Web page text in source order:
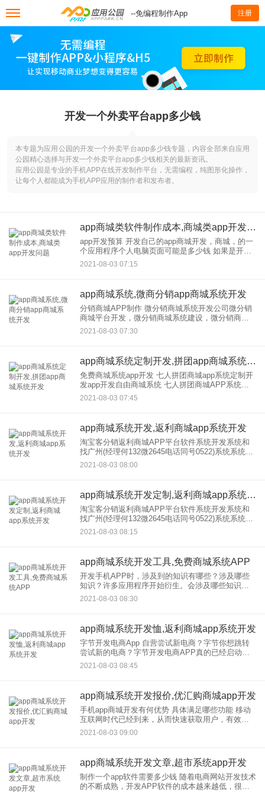
--免编程制作App 注册
开发一个外卖平台app多少钱
本专题为应用公园的开发一个外卖平台app多少钱专题，内容全部来自应用
公园精心选择与开发一个外卖平台app多少钱相关的最新资讯。
应用公园是专业的手机APP在线开发制作平台，无需编程，纯图形化操作，
让每个人都能成为手机APP应用的制作者和发布者。
app商城类软件制作成本,商城类app开发问题
app开发预算 开发自己的app商城开发，商城，的一
个应用程序个人电脑页面可能是多少钱 如果是开
发，定制，本地的，你的app pc需要30万元左右。
如果从别人那里买授权，费用的年授权
2021-08-03 07:15
app商城系统,微商分销app商城系统开发
分销商城APP制作 微分销商城系统开发公司微分销
商城平台开发，微分销商城系统建设，微分销商城
平台建设，微分销商城APP大楼，微分销商城软件
2021-08-03 07:30
app商城系统定制开发,拼团app商城系统开发
免费商城系统app开发 七人拼团商城app系统定制开
发app开发自由商城系统 七人拼团商城APP系统定
制开发 七人拼团商城APP系统定制开发1、七人拼团
模式商城系统软件开发需要多少费用？
2021-08-03 07:45
app商城系统开发,返利商城app系统开发
淘宝客分销返利商城APP平台软件系统开发系统和
找广州(经理何132微2645电话同号0522)系统系统返
利商城系统软件开发，返利商城系统定制开发，Http
这个模型分为四种类型：铜、金、银和钻石。到达
2021-08-03 08:00
app商城系统开发定制,返利商城app系统开发
淘宝客分销返利商城APP平台软件系统开发系统和
找广州(经理何132微2645电话同号0522)系统系统返
利商城系统软件开发，返利商城系统定制开发，Http
这个模型分为四种类型：铜、金、银和钻石。到达
2021-08-03 08:15
app商城系统开发工具,免费商城系统APP
开发手机APP时，涉及到的知识有哪些？涉及哪些
知识？许多应用程序开始衍生。会涉及哪些知识？
Mimo资讯边肖整理了以下内容，让我们一起来看看
吧！一个是基于iPhone(ios)系统APP，一个是基
2021-08-03 08:30
app商城系统开发恤,返利商城app系统开发
字节开发电商App 自营尝试新电商？字节你想跳转
尝试新的电商？字节开发电商APP真的已经启动
了，那么什么时候正式投入运营呢？其实字节跳动
2021年就在电商开始创业了，但当时只是在电商探
2021-08-03 08:45
app商城系统开发报价,优汇购商城app开发
手机app商城开发有何优势 具体满足哪些功能 移动
互联网时代已经到来，从而快速获取用户，有效提
升营销业绩。下面将为大家列出小编： 首先，可持
续利用成为必然。无疑增加了产品和商家的营销能
2021-08-03 09:00
app商城系统开发文章,超市系统app开发
制作一个app软件需要多少钱 随着电商网站开发技术
的不断成熟，开发APP软件的成本越来越低，很多